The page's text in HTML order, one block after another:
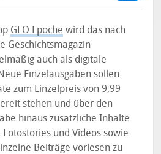
GEO Epoche wird das nach
Geschichtsmagazin
auch als digitale
Einzelausgaben sollen
zum Einzelpreis von 9,99
stehen und über den
hinaus zusätzliche Inhalte
und Videos sowie
Beiträge vorlesen zu